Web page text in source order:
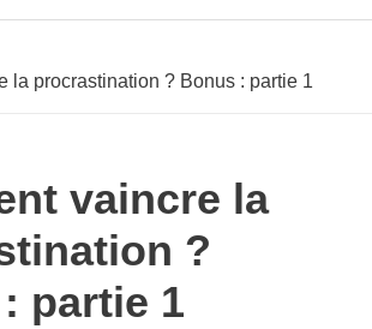
principal
la procrastination ? Bonus : partie 1
vaincre la
?
partie 1